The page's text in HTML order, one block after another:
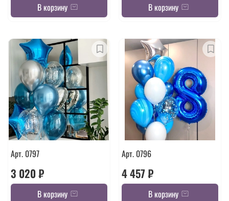
В корзину В корзину
Арт. 0797
3 020 ₽
В корзину
Арт. 0796
4 457 ₽
В корзину